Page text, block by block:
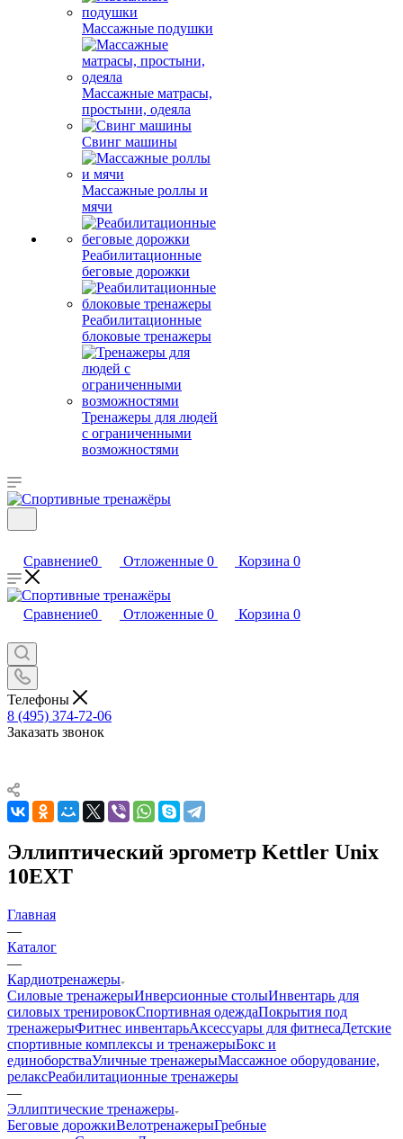
Массажные подушки
Массажные матрасы,
простыни, одеяла
Свинг машины
Массажные роллы и
мячи
Реабилитационные
беговые дорожки
Реабилитационные
блоковые тренажеры
Тренажеры для людей
с ограниченными
возможностями
Сравнение0 Отложенные 0 Корзина 0
Сравнение0 Отложенные 0 Корзина 0
Телефоны
8 (495) 374-72-06
Заказать звонок
Эллиптический эргометр Kettler Unix
10EXT
Главная
—
Каталог
—
Кардиотренажеры
Силовые тренажерыИнверсионные столыИнвентарь для
силовых тренировокСпортивная одеждаПокрытия под
тренажерыФитнес инвентарьАксессуары для фитнесаДетские
спортивные комплексы и тренажерыБокс и
единоборстваУличные тренажерыМассажное оборудование,
релаксРеабилитационные тренажеры
—
Эллиптические тренажеры
Беговые дорожкиВелотренажерыГребные